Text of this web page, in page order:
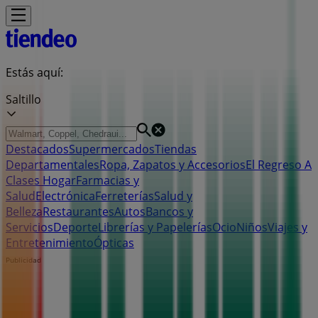
Estás aquí:
Saltillo
DestacadosSupermercadosTiendas
DepartamentalesRopa, Zapatos y AccesoriosEl Regreso A
Clases HogarFarmacias y
SaludElectrónicaFerreteríasSalud y
BellezaRestaurantesAutosBancos y
ServiciosDeporteLibrerías y PapeleríasOcioNiñosViajes y
EntretenimientoÓpticas
Publicidad